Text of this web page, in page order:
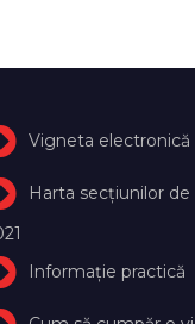
Vigneta electronică
Harta secțiunilor
Informație practică